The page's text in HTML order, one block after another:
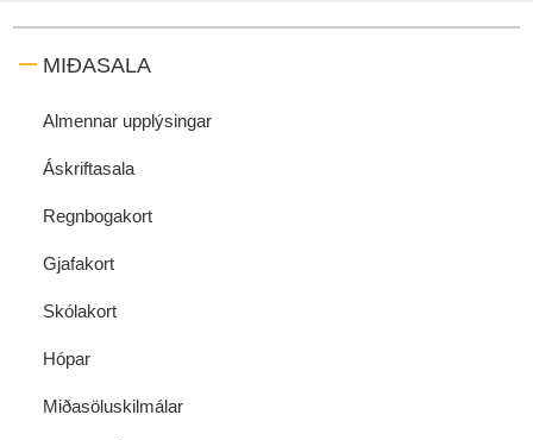
MIÐASALA
Almennar upplýsingar
Áskriftasala
Regnbogakort
Gjafakort
Skólakort
Hópar
Miðasöluskilmálar